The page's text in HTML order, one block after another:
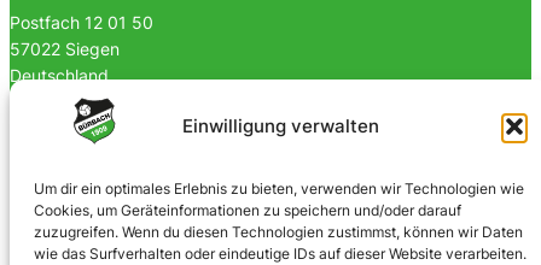
Einwilligung verwalten
Um dir ein optimales Erlebnis zu bieten, verwenden wir Technologien wie
Cookies, um Geräteinformationen zu speichern und/oder darauf
zuzugreifen. Wenn du diesen Technologien zustimmst, können wir Daten
wie das Surfverhalten oder eindeutige IDs auf dieser Website verarbeiten.
Postfach 12 01 50
57022 Siegen
Deutschland
0170 4903023
SOZIALE NETZWERKE